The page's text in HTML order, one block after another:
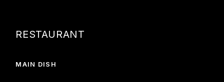
RESTAURANT
MAIN DISH